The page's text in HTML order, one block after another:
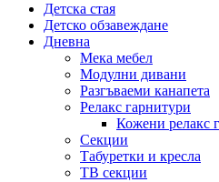
Детска стая
Детско обзавеждане
Дневна
Мека мебел
Модулни дивани
Разгъваеми канапета
Релакс гарнитури
Кожени релакс
Секции
Табуретки и кресла
ТВ секции